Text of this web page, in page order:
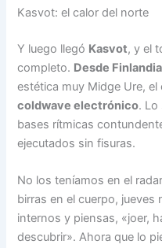
Kasvot: el calor del norte
Y luego llegó Kasvot, y el
completo. Desde
estética muy Midge Ure,
coldwave electrónico. Lo
bases rítmicas
ejecutados sin fisuras.
No los teníamos en el
birras en el cuerpo,
internos y piensas, «joer,
descubrir». Ahora que lo